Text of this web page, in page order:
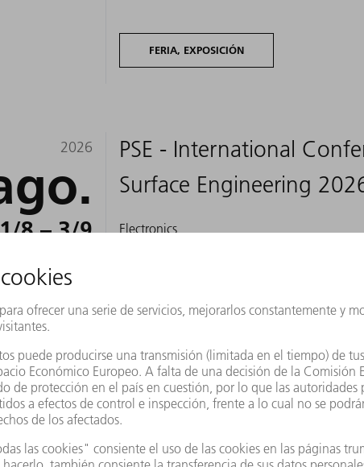
FERIA, EXPOSICIÓN
2026
8 – 3/9
PSE - International
Surface Engineering
Electronics